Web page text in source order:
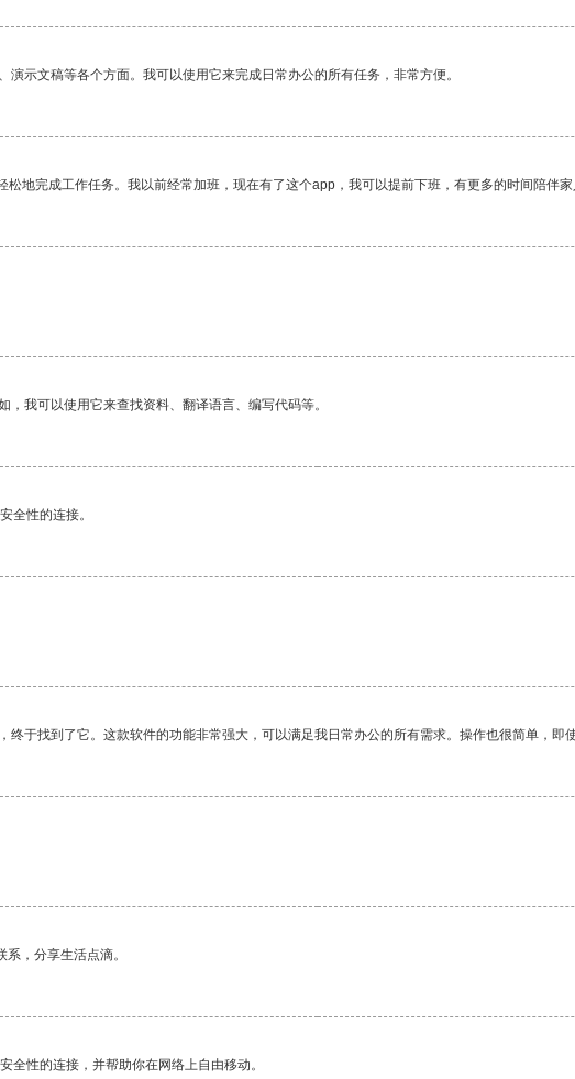
示文稿等各个方面。我可以使用它来完成日常办公的所有任务，非常方便。
地完成工作任务。我以前经常加班，现在有了这个app，我可以提前下班，有更多的时间陪伴家
我可以使用它来查找资料、翻译语言、编写代码等。
全性的连接。
于找到了它。这款软件的功能非常强大，可以满足我日常办公的所有需求。操作也很简单，即
，分享生活点滴。
全性的连接，并帮助你在网络上自由移动。